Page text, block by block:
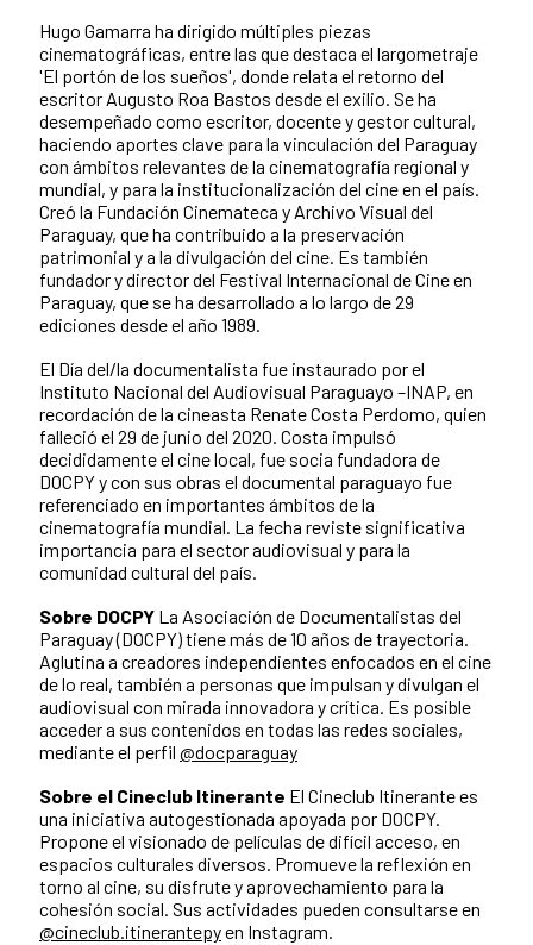
Hugo Gamarra ha dirigido múltiples piezas
cinematográficas, entre las que destaca el largometraje
'El portón de los sueños', donde relata el retorno del
escritor Augusto Roa Bastos desde el exilio. Se ha
desempeñado como escritor, docente y gestor cultural,
haciendo aportes clave para la vinculación del Paraguay
con ámbitos relevantes de la cinematografía regional y
mundial, y para la institucionalización del cine en el país.
Creó la Fundación Cinemateca y Archivo Visual del
Paraguay, que ha contribuido a la preservación
patrimonial y a la divulgación del cine. Es también
fundador y director del Festival Internacional de Cine en
Paraguay, que se ha desarrollado a lo largo de 29
ediciones desde el año 1989.
El Día del/la documentalista fue instaurado por el
Instituto Nacional del Audiovisual Paraguayo –INAP, en
recordación de la cineasta Renate Costa Perdomo, quien
falleció el 29 de junio del 2020. Costa impulsó
decididamente el cine local, fue socia fundadora de
DOCPY y con sus obras el documental paraguayo fue
referenciado en importantes ámbitos de la
cinematografía mundial. La fecha reviste significativa
importancia para el sector audiovisual y para la
comunidad cultural del país.
Sobre DOCPY La Asociación de Documentalistas del
Paraguay (DOCPY) tiene más de 10 años de trayectoria.
Aglutina a creadores independientes enfocados en el cine
de lo real, también a personas que impulsan y divulgan el
audiovisual con mirada innovadora y crítica. Es posible
acceder a sus contenidos en todas las redes sociales,
mediante el perfil @docparaguay
Sobre el Cineclub Itinerante El Cineclub Itinerante es
una iniciativa autogestionada apoyada por DOCPY.
Propone el visionado de películas de difícil acceso, en
espacios culturales diversos. Promueve la reflexión en
torno al cine, su disfrute y aprovechamiento para la
cohesión social. Sus actividades pueden consultarse en
@cineclub.itinerantepyen Instagram.